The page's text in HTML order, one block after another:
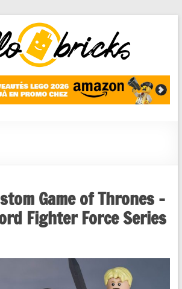
Game of Thrones –
Fighter Force Series